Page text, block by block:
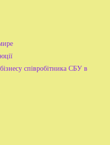
співробітника СБУ в